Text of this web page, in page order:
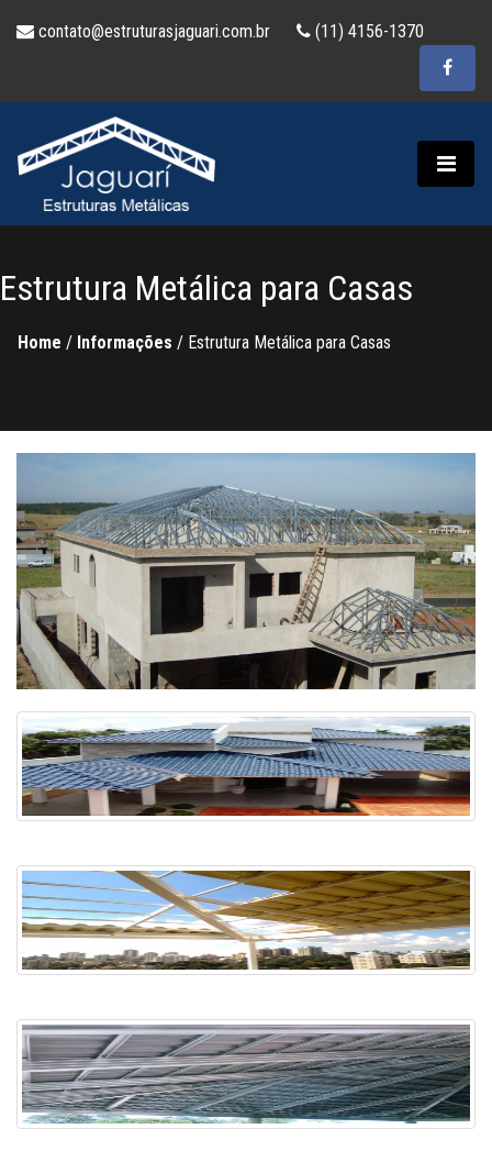
contato@estruturasjaguari.com.br (11) 4156-1370
Estrutura Metálica para Casas
Home / Informações / Estrutura Metálica para Casas